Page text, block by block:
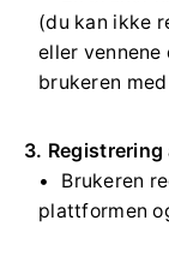
(du kan ikke
eller vennene
brukeren
3.
Brukeren
plattformen